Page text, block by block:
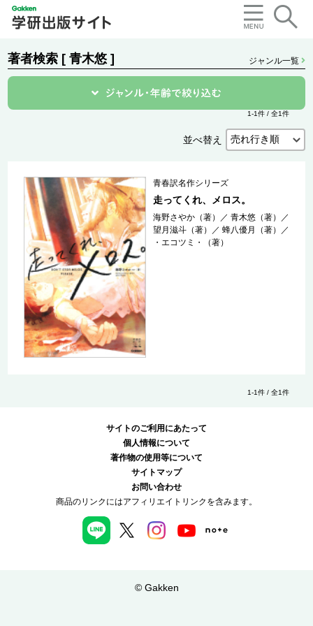
著者検索 [ 青木悠 ] ジャンル一覧
1-1件 / 全1件
並べ替え
青春訳名作シリーズ
走ってくれ、メロス。
海野さやか（著） ／青木悠（著）
／
望月滋斗（著）
／蜂八優月（著）
／
・エコツミ・（著）
1-1件 / 全1件
サイトのご利用にあたって
個人情報について
著作物の使用等について
サイトマップ
お問い合わせ
商品のリンクにはアフィリエイトリンクを含みます。
© Gakken